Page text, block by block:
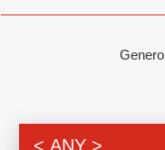
Genero